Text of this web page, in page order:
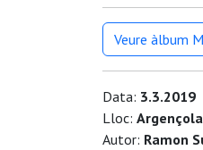
Veure àlbum
Data: 3.3.2019
Lloc: Argençola
Autor: Ramon